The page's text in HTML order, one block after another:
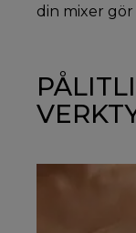
din mixer